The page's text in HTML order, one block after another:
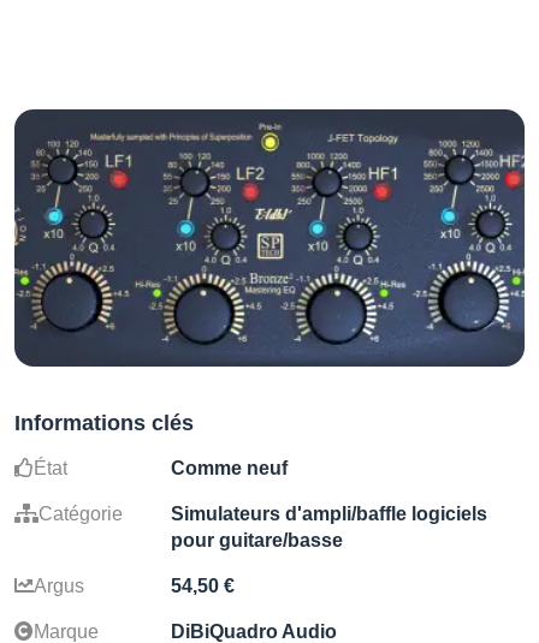
Informations clés
État Comme neuf
Catégorie
Simulateurs d'ampli/baffle logiciels
pour guitare/basse
Argus 54,50 €
Marque DiBiQuadro Audio